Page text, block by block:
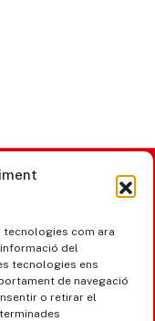
com ara
del
tecnologies ens
de navegació
o retirar el